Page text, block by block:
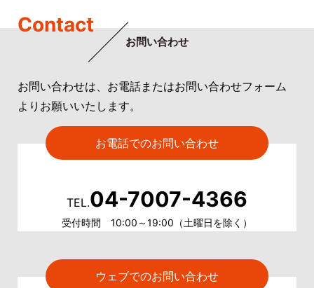
Contact
お問い合わせ
お問い合わせは、お電話またはお問い合わせフォーム
よりお願いいたします。
お電話でのお問い合わせ
TEL.04-7007-4366
受付時間 10:00～19:00（土曜日を除く）
ウェブでのお問い合わせ